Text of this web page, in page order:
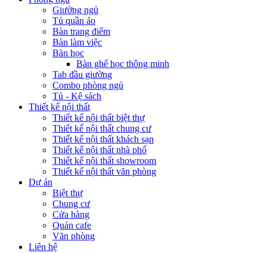
Giường ngủ
Tủ quần áo
Bàn trang điểm
Bàn làm việc
Bàn học
Bàn ghế học thông minh
Tab đầu giường
Combo phòng ngủ
Tủ - Kệ sách
Thiết kế nội thất
Thiết kế nội thất biệt thự
Thiết kế nội thất chung cư
Thiết kế nội thất khách sạn
Thiết kế nội thất nhà phố
Thiết kế nội thất showroom
Thiết kế nội thất văn phòng
Dự án
Biệt thự
Chung cư
Cửa hàng
Quán cafe
Văn phòng
Liên hệ